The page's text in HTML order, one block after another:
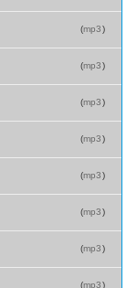
(mp3)
(mp3)
(mp3)
(mp3)
(mp3)
(mp3)
(mp3)
(mp3)